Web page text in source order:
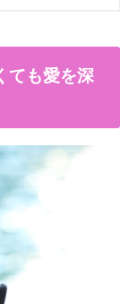
ても愛を深